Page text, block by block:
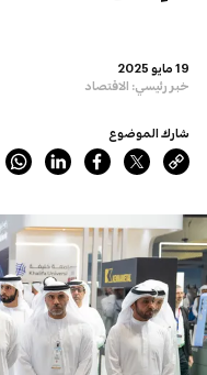
19 مايو 2025
خبر رئيسي: الاقتصاد
شارك الموضوع